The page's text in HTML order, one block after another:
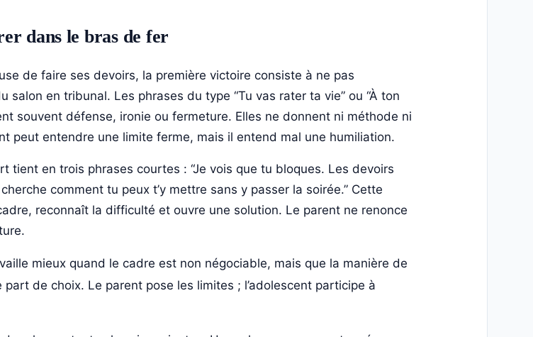
dans le bras de fer
de faire ses devoirs, la première victoire consiste à ne pas
salon en tribunal. Les phrases du type “Tu vas rater ta vie” ou “À ton
souvent défense, ironie ou fermeture. Elles ne donnent ni méthode ni
peut entendre une limite ferme, mais il entend mal une humiliation.
tient en trois phrases courtes : “Je vois que tu bloques. Les devoirs
comment tu peux t’y mettre sans y passer la soirée.” Cette
reconnaît la difficulté et ouvre une solution. Le parent ne renonce
mieux quand le cadre est non négociable, mais que la manière de
part de choix. Le parent pose les limites ; l’adolescent participe à